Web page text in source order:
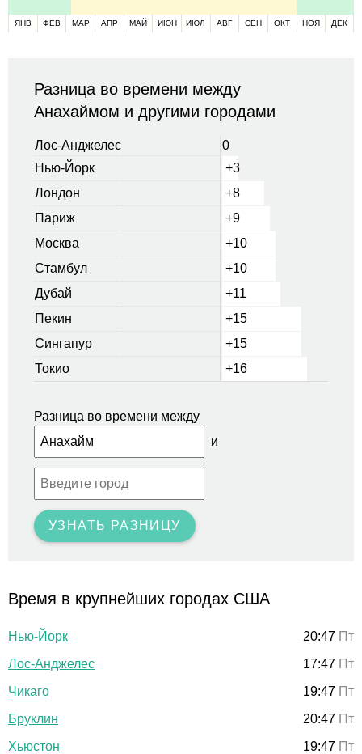
ЯНВ ФЕВ МАР АПР МАЙ ИЮН ИЮЛ АВГ СЕН ОКТ НОЯ ДЕК
Разница во времени между
Анахаймом и другими городами
Лос-Анджелес
0
Нью-Йорк
+3
Лондон
+8
Париж
+9
Москва
+10
Стамбул
+10
Дубай
+11
Пекин
+15
Сингапур
+15
Токио
+16
Разница во времени между
и
УЗНАТЬ РАЗНИЦУ
Время в крупнейших городах США
Нью-Йорк 20:47 Пт
Лос-Анджелес
17:47 Пт
Чикаго
19:47 Пт
Бруклин
20:47 Пт
Хьюстон
19:47 Пт